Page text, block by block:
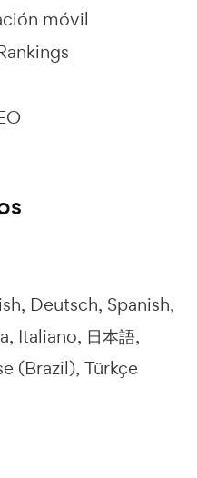
móvil
Deutsch Spanish
Italiano 日本語
(Brazil) Türkçe